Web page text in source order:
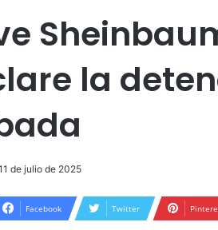
la
de julio de 2025
Facebook Twitter